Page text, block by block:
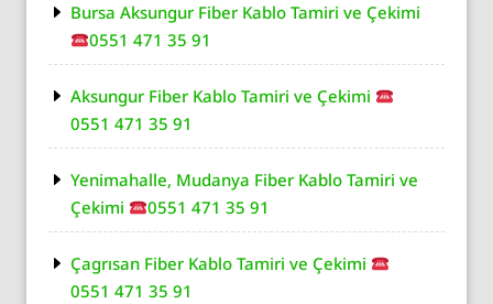
Bursa Aksungur Fiber Kablo Tamiri ve Çekimi
0551 471 35 91
Aksungur Fiber Kablo Tamiri ve Çekimi
0551 471 35 91
Yenimahalle, Mudanya Fiber Kablo Tamiri ve
Çekimi
0551 471 35 91
Çagrısan Fiber Kablo Tamiri ve Çekimi
0551 471 35 91